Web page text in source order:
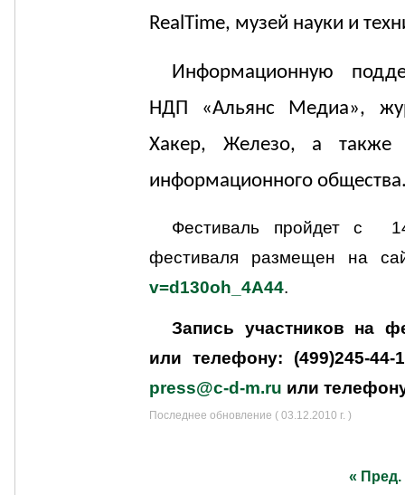
RealTime, музей науки и
Информационную
НДП «Альянс Медиа»,
Хакер, Железо, а также
информационного
Фестиваль пройдет с
фестиваля размещен на
v=d130oh_4A44.
Запись участников на
или телефону: (499)245-
press@c-d-m.ru или
Последнее обновление ( 03.12.2010 г. )
« Пред.